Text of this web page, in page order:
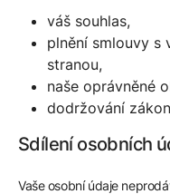
váš souhlas,
plnění smlouvy s
stranou,
naše oprávněné
dodržování
Sdílení osobních
Vaše osobní údaje